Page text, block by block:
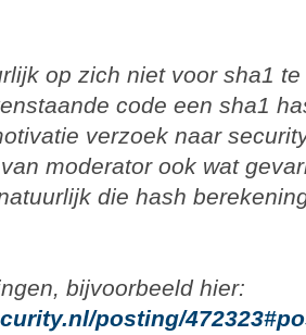
op zich niet voor sha1
code een sha1
verzoek naar
moderator ook wat
die hash
bijvoorbeeld hier:
posting/